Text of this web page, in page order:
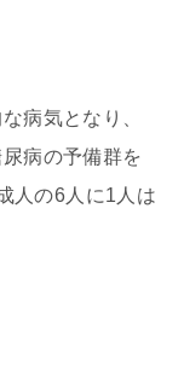
病気となり、
病の予備群を
人の6人に1人は